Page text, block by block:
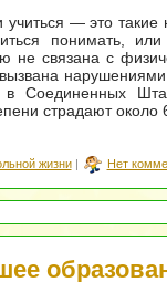
учиться — это
понимать,
не связана с
Соединенных
страдают около
жизни| Нет